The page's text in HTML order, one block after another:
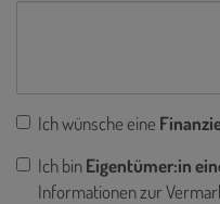
Ich wünsche eine
Ich binEigentümer:in
Informationen zur